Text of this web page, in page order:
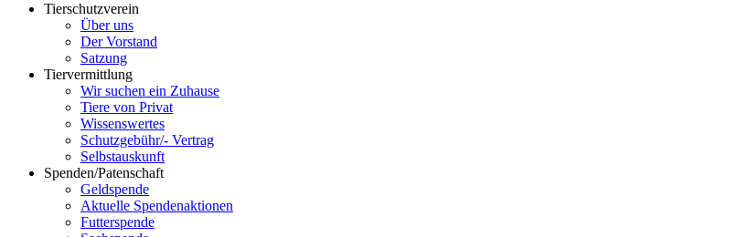
Tierschutzverein
Über uns
Der Vorstand
Satzung
Tiervermittlung
Wir suchen ein Zuhause
Tiere von Privat
Wissenswertes
Schutzgebühr/- Vertrag
Selbstauskunft
Spenden/Patenschaft
Geldspende
Aktuelle Spendenaktionen
Futterspende